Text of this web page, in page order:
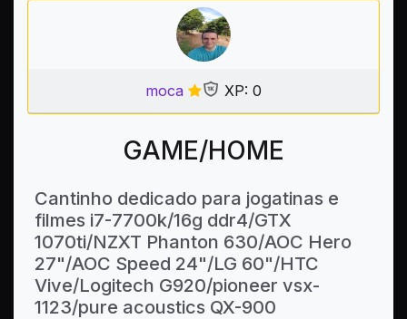
moca XP: 0
GAME/HOME
Cantinho dedicado para jogatinas e
filmes i7-7700k/16g ddr4/GTX
1070ti/NZXT Phanton 630/AOC Hero
27"/AOC Speed 24"/LG 60"/HTC
Vive/Logitech G920/pioneer vsx-
1123/pure acoustics QX-900